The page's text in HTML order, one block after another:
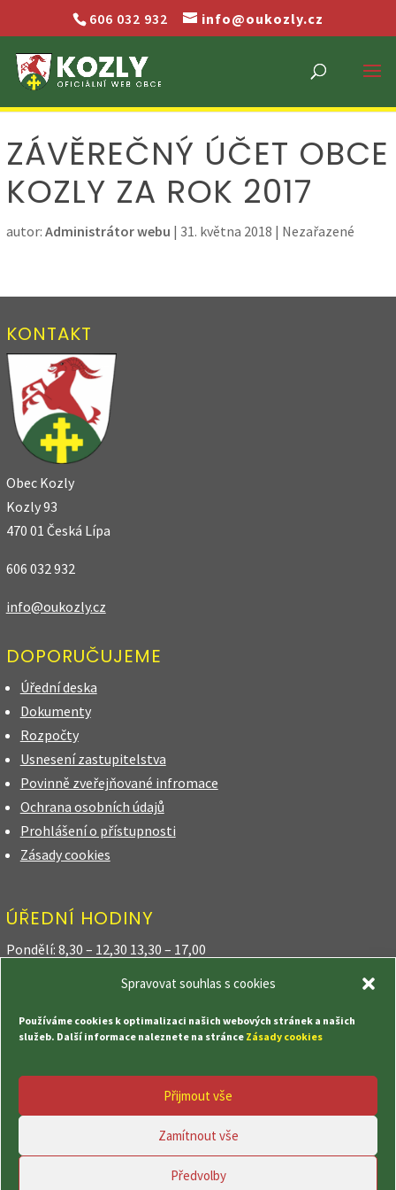
Spravovat souhlas s cookies
Používáme cookies k optimalizaci našich webových stránek a našich
služeb. Další informace naleznete na stránce Zásady cookies
Přijmout vše
Zamítnout vše
Předvolby
606 032 932 info@oukozly.cz
ZÁVĚREČNÝ ÚČET OBCE
KOZLY ZA ROK 2017
autor: Administrátor webu | 31. května 2018 | Nezařazené
KONTAKT
Obec Kozly
Kozly 93
470 01 Česká Lípa
606 032 932
info@oukozly.cz
DOPORUČUJEME
Úřední deska
Dokumenty
Rozpočty
Usnesení zastupitelstva
Povinně zveřejňované infromace
Ochrana osobních údajů
Prohlášení o přístupnosti
Zásady cookies
ÚŘEDNÍ HODINY
Pondělí: 8,30 – 12,30 13,30 – 17,00
Středa: 8,30 – 12,30 13,30 – 17,00
© Obec Kozly, vytvořila společnostTrollComputer s.r.o.